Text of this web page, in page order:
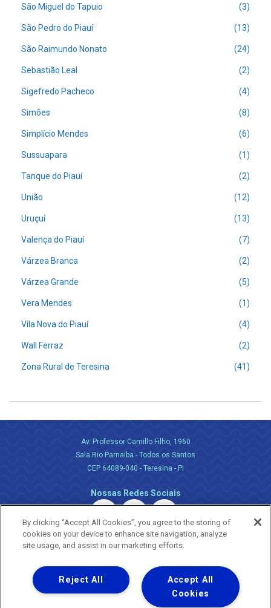
São Miguel do Tapuio (3)
São Pedro do Piauí (13)
São Raimundo Nonato (24)
Sebastião Leal (2)
Sigefredo Pacheco (4)
Simões (8)
Simplício Mendes (6)
Sussuapara (1)
Tanque do Piauí (2)
União (12)
Uruçuí (13)
Valença do Piauí (7)
Várzea Branca (2)
Várzea Grande (5)
Vera Mendes (1)
Vila Nova do Piauí (4)
Wall Ferraz (2)
Zona Rural de Teresina (41)
Av. Professor Camillo Filho, 1960
Sala Rio Parnaiba - Todos os Santos
CEP 64089-040 - Teresina - PI
Nossas Redes Sociais
Uma empresa
Copyright ® 2026 - Todos os Direitos Reservados.
By clicking “Accept All Cookies”, you agree to the storing of
cookies on your device to enhance site navigation, analyze
site usage, and assist in our marketing efforts.
Accept All
Cookies
Reject All